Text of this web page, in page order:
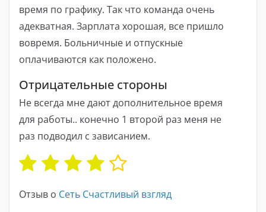
время по графику. Так что команда очень
адекватная. Зарплата хорошая, все пришло
вовремя. Больничные и отпускные
оплачиваются как положено.
Отрицательные стороны
Не всегда мне дают дополнительное время
для работы.. конечно 1 второй раз меня не
раз подводил с зависанием.
Отзыв о Сеть Счастливый взгляд